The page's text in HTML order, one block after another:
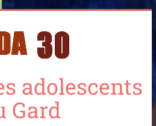
adolescents
Gard